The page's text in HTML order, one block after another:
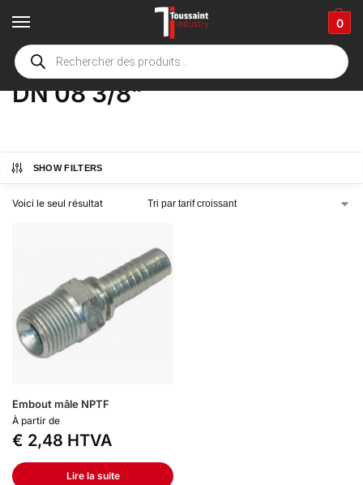
0
Accueil boutique / Product Options
DN 08 3/8"
SHOW FILTERS
Voici le seul résultat
Embout mâle NPTF
À partir de
€ 2,48 HTVA
Lire la suite